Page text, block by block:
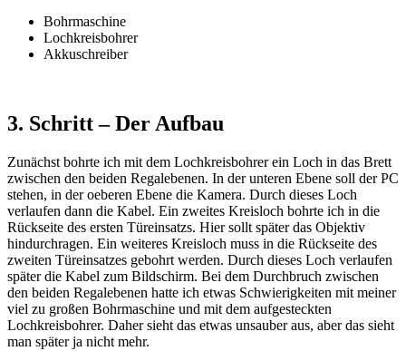
Bohrmaschine
Lochkreisbohrer
Akkuschreiber
3. Schritt – Der Aufbau
Zunächst bohrte ich mit dem Lochkreisbohrer ein Loch in das Brett
zwischen den beiden Regalebenen. In der unteren Ebene soll der PC
stehen, in der oeberen Ebene die Kamera. Durch dieses Loch
verlaufen dann die Kabel. Ein zweites Kreisloch bohrte ich in die
Rückseite des ersten Türeinsatzs. Hier sollt später das Objektiv
hindurchragen. Ein weiteres Kreisloch muss in die Rückseite des
zweiten Türeinsatzes gebohrt werden. Durch dieses Loch verlaufen
später die Kabel zum Bildschirm. Bei dem Durchbruch zwischen
den beiden Regalebenen hatte ich etwas Schwierigkeiten mit meiner
viel zu großen Bohrmaschine und mit dem aufgesteckten
Lochkreisbohrer. Daher sieht das etwas unsauber aus, aber das sieht
man später ja nicht mehr.